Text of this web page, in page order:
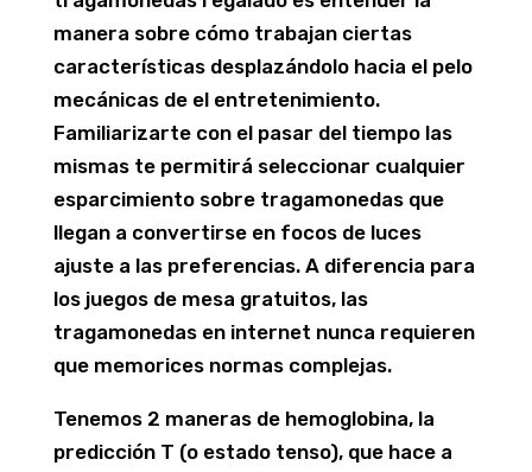
manera sobre cómo trabajan ciertas
características desplazándolo hacia el pelo
mecánicas de el entretenimiento.
Familiarizarte con el pasar del tiempo las
mismas te permitirá seleccionar cualquier
esparcimiento sobre tragamonedas que
llegan a convertirse en focos de luces
ajuste a las preferencias. A diferencia para
los juegos de mesa gratuitos, las
tragamonedas en internet nunca requieren
que memorices normas complejas.
Tenemos 2 maneras de hemoglobina, la
predicción T (o estado tenso), que hace a